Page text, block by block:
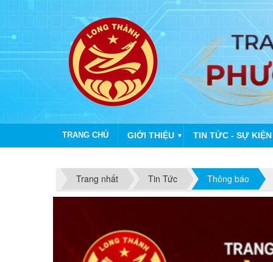
TRANG CHỦ GIỚI THIỆU ▼ TIN TỨC - SỰ KIỆN
Trang nhất
Tin Tức Thông báo